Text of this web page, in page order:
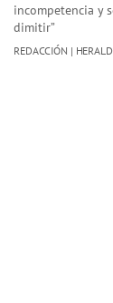
incompetencia y
dimitir”
REDACCIÓN |